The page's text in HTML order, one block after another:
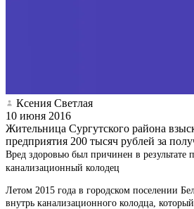
Ксения Светлая
10 июня 2016
Жительница Сургутского района
предприятия 200 тысяч рублей за
Вред здоровью был причинен в результате
канализационный колодец
Летом 2015 года в городском поселении
внутрь канализационного колодца,